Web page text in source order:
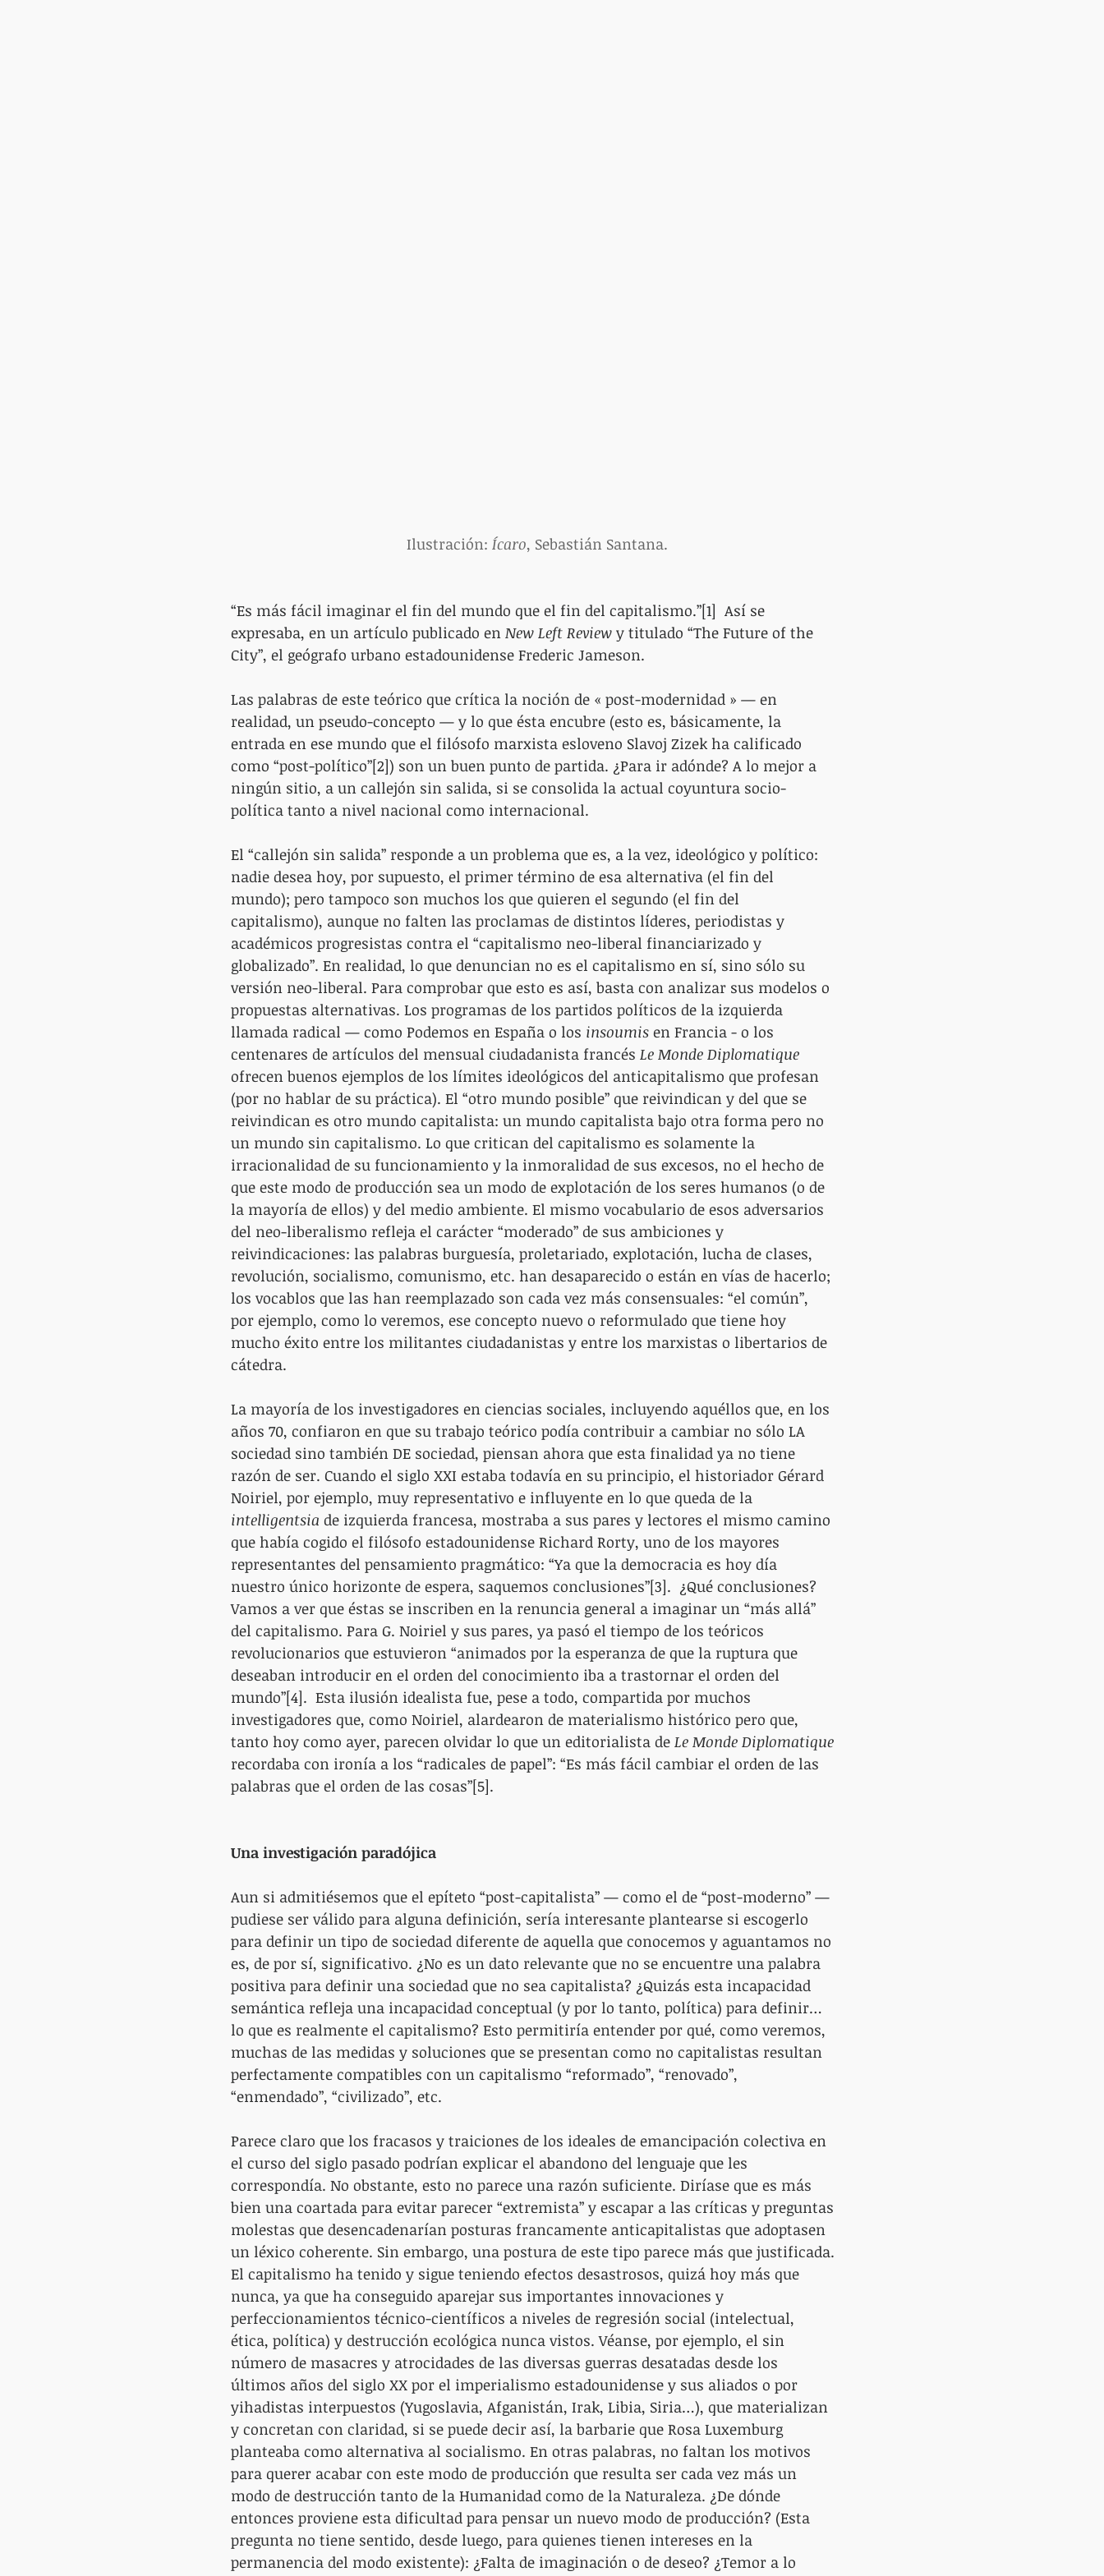
Ilustración: Ícaro, Sebastián Santana.
“Es más fácil imaginar el fin del mundo que el fin del capitalismo.”[1]  Así se
expresaba, en un artículo publicado en New Left Review y titulado “The Future of the
City”, el geógrafo urbano estadounidense Frederic Jameson.
Las palabras de este teórico que crítica la noción de « post-modernidad » — en
realidad, un pseudo-concepto — y lo que ésta encubre (esto es, básicamente, la
entrada en ese mundo que el filósofo marxista esloveno Slavoj Zizek ha calificado
como “post-político”[2]) son un buen punto de partida. ¿Para ir adónde? A lo mejor a
ningún sitio, a un callejón sin salida, si se consolida la actual coyuntura socio-
política tanto a nivel nacional como internacional.
El “callejón sin salida” responde a un problema que es, a la vez, ideológico y político:
nadie desea hoy, por supuesto, el primer término de esa alternativa (el fin del
mundo); pero tampoco son muchos los que quieren el segundo (el fin del
capitalismo), aunque no falten las proclamas de distintos líderes, periodistas y
académicos progresistas contra el “capitalismo neo-liberal financiarizado y
globalizado”. En realidad, lo que denuncian no es el capitalismo en sí, sino sólo su
versión neo-liberal. Para comprobar que esto es así, basta con analizar sus modelos o
propuestas alternativas. Los programas de los partidos políticos de la izquierda
llamada radical — como Podemos en España o los insoumis en Francia - o los
centenares de artículos del mensual ciudadanista francés Le Monde Diplomatique
ofrecen buenos ejemplos de los límites ideológicos del anticapitalismo que profesan
(por no hablar de su práctica). El “otro mundo posible” que reivindican y del que se
reivindican es otro mundo capitalista: un mundo capitalista bajo otra forma pero no
un mundo sin capitalismo. Lo que critican del capitalismo es solamente la
irracionalidad de su funcionamiento y la inmoralidad de sus excesos, no el hecho de
que este modo de producción sea un modo de explotación de los seres humanos (o de
la mayoría de ellos) y del medio ambiente. El mismo vocabulario de esos adversarios
del neo-liberalismo refleja el carácter “moderado” de sus ambiciones y
reivindicaciones: las palabras burguesía, proletariado, explotación, lucha de clases,
revolución, socialismo, comunismo, etc. han desaparecido o están en vías de hacerlo;
los vocablos que las han reemplazado son cada vez más consensuales: “el común”,
por ejemplo, como lo veremos, ese concepto nuevo o reformulado que tiene hoy
mucho éxito entre los militantes ciudadanistas y entre los marxistas o libertarios de
cátedra.
La mayoría de los investigadores en ciencias sociales, incluyendo aquéllos que, en los
años 70, confiaron en que su trabajo teórico podía contribuir a cambiar no sólo LA
sociedad sino también DE sociedad, piensan ahora que esta finalidad ya no tiene
razón de ser. Cuando el siglo XXI estaba todavía en su principio, el historiador Gérard
Noiriel, por ejemplo, muy representativo e influyente en lo que queda de la
intelligentsia de izquierda francesa, mostraba a sus pares y lectores el mismo camino
que había cogido el filósofo estadounidense Richard Rorty, uno de los mayores
representantes del pensamiento pragmático: “Ya que la democracia es hoy día
nuestro único horizonte de espera, saquemos conclusiones”[3].  ¿Qué conclusiones?
Vamos a ver que éstas se inscriben en la renuncia general a imaginar un “más allá”
del capitalismo. Para G. Noiriel y sus pares, ya pasó el tiempo de los teóricos
revolucionarios que estuvieron “animados por la esperanza de que la ruptura que
deseaban introducir en el orden del conocimiento iba a trastornar el orden del
mundo”[4].  Esta ilusión idealista fue, pese a todo, compartida por muchos
investigadores que, como Noiriel, alardearon de materialismo histórico pero que,
tanto hoy como ayer, parecen olvidar lo que un editorialista de Le Monde Diplomatique
recordaba con ironía a los “radicales de papel”: “Es más fácil cambiar el orden de las
palabras que el orden de las cosas”[5].
Una investigación paradójica
Aun si admitiésemos que el epíteto “post-capitalista” — como el de “post-moderno” —
pudiese ser válido para alguna definición, sería interesante plantearse si escogerlo
para definir un tipo de sociedad diferente de aquella que conocemos y aguantamos no
es, de por sí, significativo. ¿No es un dato relevante que no se encuentre una palabra
positiva para definir una sociedad que no sea capitalista? ¿Quizás esta incapacidad
semántica refleja una incapacidad conceptual (y por lo tanto, política) para definir…
lo que es realmente el capitalismo? Esto permitiría entender por qué, como veremos,
muchas de las medidas y soluciones que se presentan como no capitalistas resultan
perfectamente compatibles con un capitalismo “reformado”, “renovado”,
“enmendado”, “civilizado”, etc.
Parece claro que los fracasos y traiciones de los ideales de emancipación colectiva en
el curso del siglo pasado podrían explicar el abandono del lenguaje que les
correspondía. No obstante, esto no parece una razón suficiente. Diríase que es más
bien una coartada para evitar parecer “extremista” y escapar a las críticas y preguntas
molestas que desencadenarían posturas francamente anticapitalistas que adoptasen
un léxico coherente. Sin embargo, una postura de este tipo parece más que justificada.
El capitalismo ha tenido y sigue teniendo efectos desastrosos, quizá hoy más que
nunca, ya que ha conseguido aparejar sus importantes innovaciones y
perfeccionamientos técnico-científicos a niveles de regresión social (intelectual,
ética, política) y destrucción ecológica nunca vistos. Véanse, por ejemplo, el sin
número de masacres y atrocidades de las diversas guerras desatadas desde los
últimos años del siglo XX por el imperialismo estadounidense y sus aliados o por
yihadistas interpuestos (Yugoslavia, Afganistán, Irak, Libia, Siria…), que materializan
y concretan con claridad, si se puede decir así, la barbarie que Rosa Luxemburg
planteaba como alternativa al socialismo. En otras palabras, no faltan los motivos
para querer acabar con este modo de producción que resulta ser cada vez más un
modo de destrucción tanto de la Humanidad como de la Naturaleza. ¿De dónde
entonces proviene esta dificultad para pensar un nuevo modo de producción? (Esta
pregunta no tiene sentido, desde luego, para quienes tienen intereses en la
permanencia del modo existente): ¿Falta de imaginación o de deseo? ¿Temor a lo